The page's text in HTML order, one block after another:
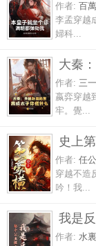
作者: 百
李孟穿越
婦科...
大秦
作者: 三
嬴弈穿越
牢。覺...
史上
作者: 任
穿越不造
吟！我...
我是
作者: 水